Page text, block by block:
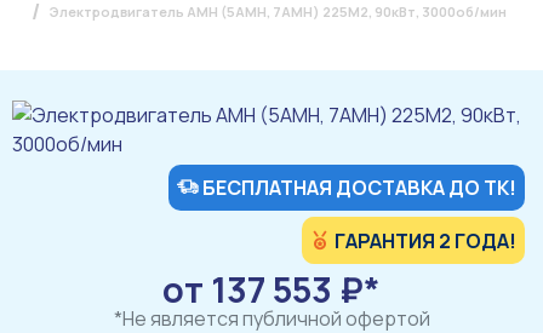
Электродвигатель АМН (5АМН, 7АМН) 225М2, 90кВт, 3000об/мин
БЕСПЛАТНАЯ ДОСТАВКА ДО ТК!
ГАРАНТИЯ 2 ГОДА!
от 137 553 ₽*
*Не является публичной офертой